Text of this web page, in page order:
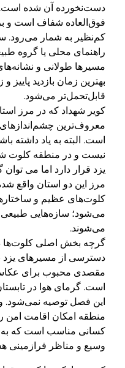
دست‌نخورده آن شده
فوق‌العاده شفاف است و
کم‌نظیر به شمار می‌رود.
راهنمای محلی یا گروه
مسیرها طولانی و
بهترین زمان بازدید
قابل‌تحمل‌تر می‌شود.
کویر شهداد که در مرز
معروف‌ترین چشم‌اندازهای
است. البته به یاد داشته
یزد قرار دارد اما می
مرز این دو استان واقع
کلوت‌های عظیم و
می‌شود؛ سازه‌هایی
می‌شوند.
گرچه بخش اصلی کلوت‌ها
دسترسی از مسیرهای یزد
مقصدی محبوب برای
است. گرمای هوا در
این فصل توصیه
منطقه امکان اقامت امن
کسانی مناسب است که به
وسیع و مناظر فرازمینی